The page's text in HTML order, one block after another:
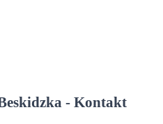
- Kontakt